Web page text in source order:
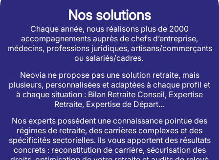
Nos solutions
Chaque année, nous réalisons plus de 2000
accompagnements auprès de chefs d’entreprise,
médecins, professions juridiques, artisans/commerçants
ou salariés/cadres.
Neovia ne propose pas une solution retraite, mais
plusieurs, personnalisées et adaptées à chaque profil et
à chaque situation : Bilan Retraite Conseil, Expertise
Retraite, Expertise de Départ…
Nos experts possèdent une connaissance pointue des
régimes de retraite, des carrières complexes et des
spécificités sectorielles. Ils vous apportent des résultats
concrets : reconstitution de carrière, sécurisation des